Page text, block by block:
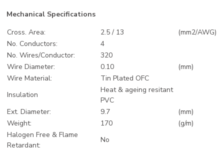
Mechanical Specifications
Cross. Area:
2.5 / 13
(mm2/AWG)
No. Conductors:
4
No. Wires/Conductor:
320
Wire Diameter:
0.10
(mm)
Wire Material:
Tin Plated OFC
Insulation
Heat & ageing resitant
PVC
Ext. Diameter:
9.7
(mm)
Weight:
170
(g/m)
Halogen Free & Flame
Retardant:
No